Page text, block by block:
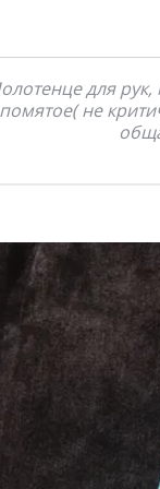
для рук,
помятое( не